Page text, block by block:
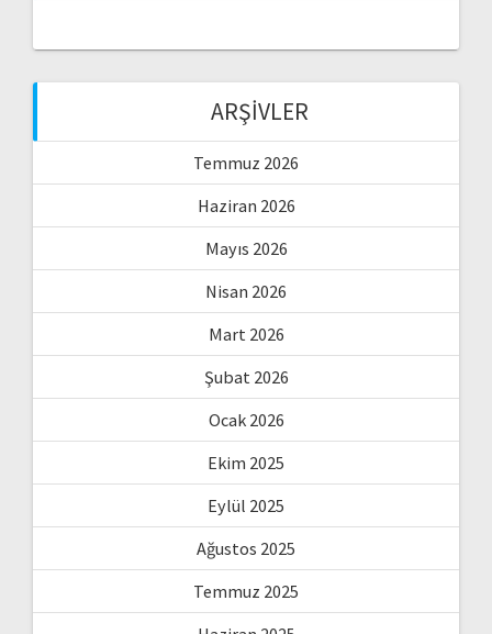
ARŞIVLER
Temmuz 2026
Haziran 2026
Mayıs 2026
Nisan 2026
Mart 2026
Şubat 2026
Ocak 2026
Ekim 2025
Eylül 2025
Ağustos 2025
Temmuz 2025